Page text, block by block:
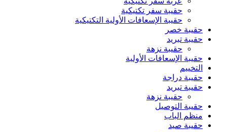
حقيبة سفر تكتيكية
حقيبة الإسعافات الأولية التكتيكية
حقيبة خصر
حقيبة تبريد
حقيبة نزهة
حقيبة الإسعافات الأولية
التخييم
حقيبة دراجة
حقيبة تبريد
حقيبة نزهة
حقيبة التوصيل
منظم الباب
حقيبة صيد